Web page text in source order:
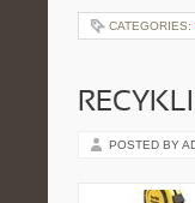
CATEGORIES:
POSTED BY